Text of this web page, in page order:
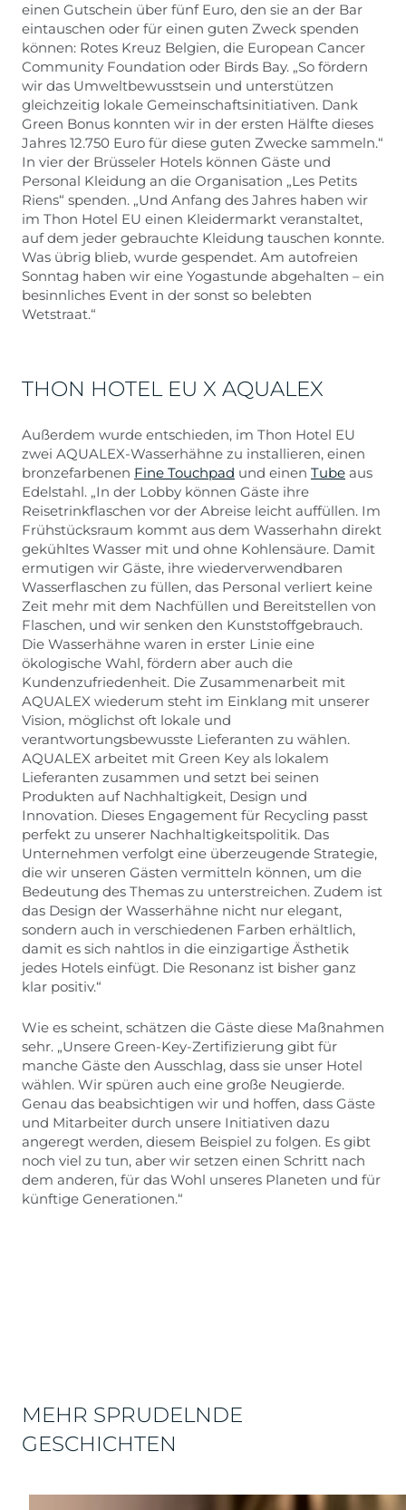
einen Gutschein über fünf Euro, den sie an der Bar
eintauschen oder für einen guten Zweck spenden
können: Rotes Kreuz Belgien, die European Cancer
Community Foundation oder Birds Bay. „So fördern
wir das Umweltbewusstsein und unterstützen
gleichzeitig lokale Gemeinschaftsinitiativen. Dank
Green Bonus konnten wir in der ersten Hälfte dieses
Jahres 12.750 Euro für diese guten Zwecke sammeln.“
In vier der Brüsseler Hotels können Gäste und
Personal Kleidung an die Organisation „Les Petits
Riens“ spenden. „Und Anfang des Jahres haben wir
im Thon Hotel EU einen Kleidermarkt veranstaltet,
auf dem jeder gebrauchte Kleidung tauschen konnte.
Was übrig blieb, wurde gespendet. Am autofreien
Sonntag haben wir eine Yogastunde abgehalten – ein
besinnliches Event in der sonst so belebten
Wetstraat.“
THON HOTEL EU X AQUALEX
Außerdem wurde entschieden, im Thon Hotel EU
zwei AQUALEX-Wasserhähne zu installieren, einen
bronzefarbenen Fine Touchpad und einen Tube aus
Edelstahl. „In der Lobby können Gäste ihre
Reisetrinkflaschen vor der Abreise leicht auffüllen. Im
Frühstücksraum kommt aus dem Wasserhahn direkt
gekühltes Wasser mit und ohne Kohlensäure. Damit
ermutigen wir Gäste, ihre wiederverwendbaren
Wasserflaschen zu füllen, das Personal verliert keine
Zeit mehr mit dem Nachfüllen und Bereitstellen von
Flaschen, und wir senken den Kunststoffgebrauch.
Die Wasserhähne waren in erster Linie eine
ökologische Wahl, fördern aber auch die
Kundenzufriedenheit. Die Zusammenarbeit mit
AQUALEX wiederum steht im Einklang mit unserer
Vision, möglichst oft lokale und
verantwortungsbewusste Lieferanten zu wählen.
AQUALEX arbeitet mit Green Key als lokalem
Lieferanten zusammen und setzt bei seinen
Produkten auf Nachhaltigkeit, Design und
Innovation. Dieses Engagement für Recycling passt
perfekt zu unserer Nachhaltigkeitspolitik. Das
Unternehmen verfolgt eine überzeugende Strategie,
die wir unseren Gästen vermitteln können, um die
Bedeutung des Themas zu unterstreichen. Zudem ist
das Design der Wasserhähne nicht nur elegant,
sondern auch in verschiedenen Farben erhältlich,
damit es sich nahtlos in die einzigartige Ästhetik
jedes Hotels einfügt. Die Resonanz ist bisher ganz
klar positiv.“
Wie es scheint, schätzen die Gäste diese Maßnahmen
sehr. „Unsere Green-Key-Zertifizierung gibt für
manche Gäste den Ausschlag, dass sie unser Hotel
wählen. Wir spüren auch eine große Neugierde.
Genau das beabsichtigen wir und hoffen, dass Gäste
und Mitarbeiter durch unsere Initiativen dazu
angeregt werden, diesem Beispiel zu folgen. Es gibt
noch viel zu tun, aber wir setzen einen Schritt nach
dem anderen, für das Wohl unseres Planeten und für
künftige Generationen.“
MEHR SPRUDELNDE
GESCHICHTEN